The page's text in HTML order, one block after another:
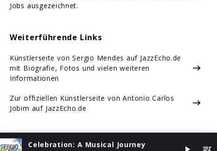
Jobs ausgezeichnet.
Weiterführende Links
Künstlerseite von Sergio Mendes auf JazzEcho.de
mit Biografie, Fotos und vielen weiteren
Informationen
Zur offiziellen Künstlerseite von Antonio Carlos
Jobim auf JazzEcho.de
Celebration: A Musical Journey